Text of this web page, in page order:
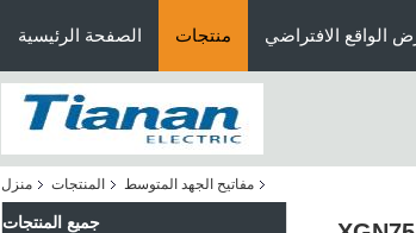
الصفحة الرئيسية منتجات الواقع الافتراضي
منزل المنتجات مفاتيح الجهد المتوسط
جميع المنتجات